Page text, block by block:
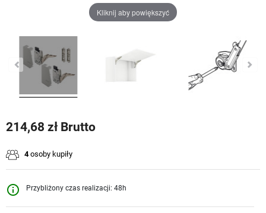
Kliknij aby powiększyć
214,68 zł Brutto
4osoby kupiły
info_outline Przybliżony czas realizacji: 48h